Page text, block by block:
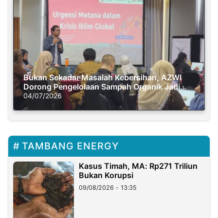
Bukan Sekadar Masalah Kebersihan, AZWI
Dorong Pengelolaan Sampah Organik Jadi
Solusi Krisis Iklim
04/07/2026
TAMBANG ENERGY
Kasus Timah, MA: Rp271 Triliun
Bukan Korupsi
09/08/2026 - 13:35